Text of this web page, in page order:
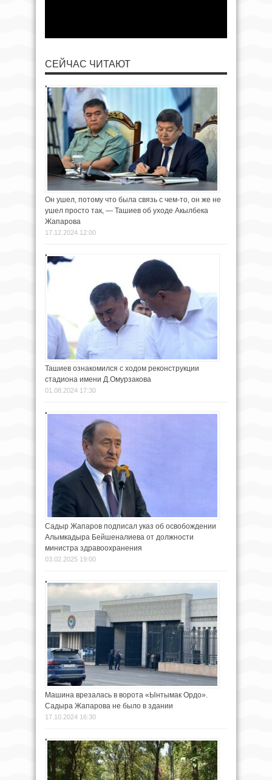
СЕЙЧАС ЧИТАЮТ
Он ушел, потому что была связь с чем-то, он же не
ушел просто так, — Ташиев об уходе Акылбека
Жапарова
17.12.2024 12:00
Ташиев ознакомился с ходом реконструкции
стадиона имени Д.Омурзакова
01.08.2024 17:30
Садыр Жапаров подписал указ об освобождении
Алымкадыра Бейшеналиева от должности
министра здравоохранения
03.02.2025 19:00
Машина врезалась в ворота «Ынтымак Ордо».
Садыра Жапарова не было в здании
17.10.2024 16:30